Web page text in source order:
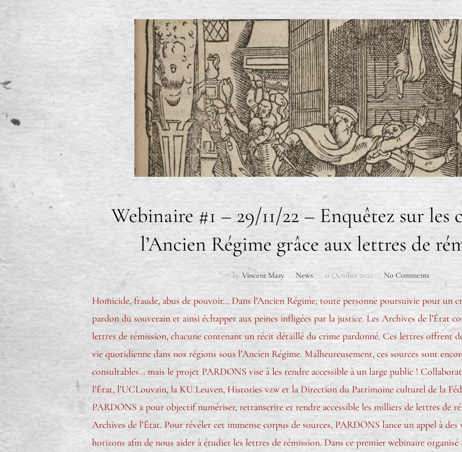
Webinaire #1 – 29/11/22 – Enquêtez sur les
l’Ancien Régime grâce aux lettres de
by Vincent Mazy News 21 October 2022 No Comments
Homicide, fraude, abus de pouvoir… Dans l’Ancien Régime, toute personne poursuivie pour un
pardon du souverain et ainsi échapper aux peines infligées par la justice. Les Archives de l’État
lettres de rémission, chacune contenant un récit détaillé du crime pardonné. Ces lettres offrent
vie quotidienne dans nos régions sous l’Ancien Régime. Malheureusement, ces sources sont
consultables… mais le projet PARDONS vise à les rendre accessible à un large public !
l’État, l’UCLouvain, la KU Leuven, Histories vzw et la Direction du Patrimoine culturel de la
PARDONS a pour objectif numériser, retranscrire et rendre accessible les milliers de lettres de
Archives de l’État. Pour révéler cet immense corpus de sources, PARDONS lance un appel à
horizons afin de nous aider à étudier les lettres de rémission. Dans ce premier webinaire organisé